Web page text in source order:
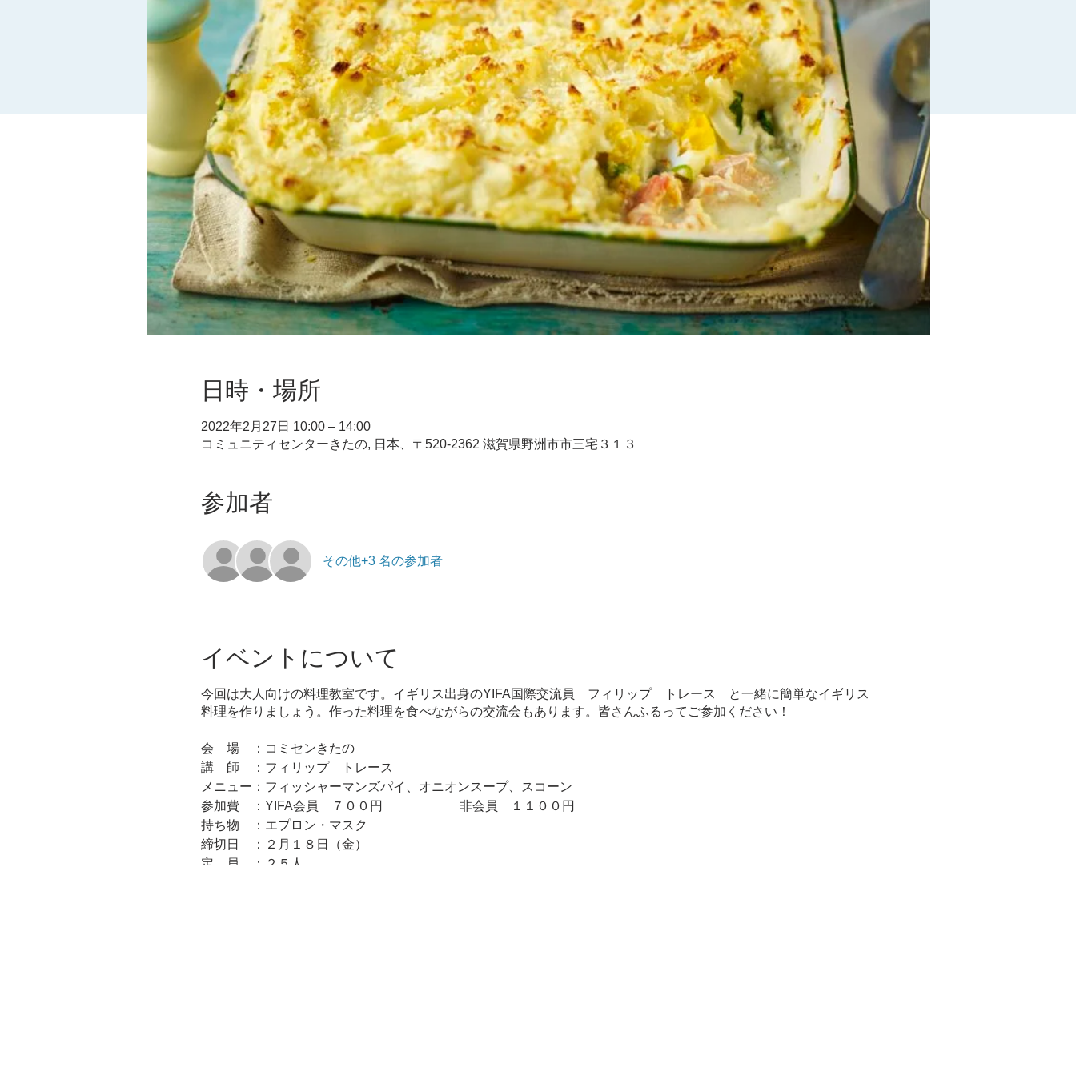
日時・場所
2022年2月27日 10:00 – 14:00
コミュニティセンターきたの, 日本、〒520-2362 滋賀県野洲市市三宅３１３
参加者
その他+3 名の参加者
イベントについて
今回は大人向けの料理教室です。イギリス出身のYIFA国際交流員 フィリップ トレース と一緒に簡単なイギリス
料理を作りましょう。作った料理を食べながらの交流会もあります。皆さんふるってご参加ください！
会 場 ：コミセンきたの
講 師 ：フィリップ トレース
メニュー：フィッシャーマンズパイ、オニオンスープ、スコーン
参加費 ：YIFA会員 ７００円 非会員 １１００円
持ち物 ：エプロン・マスク
締切日 ：２月１８日（金）
定 員 ：２５人